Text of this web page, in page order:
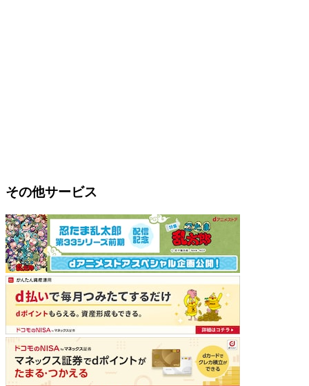
その他サービス